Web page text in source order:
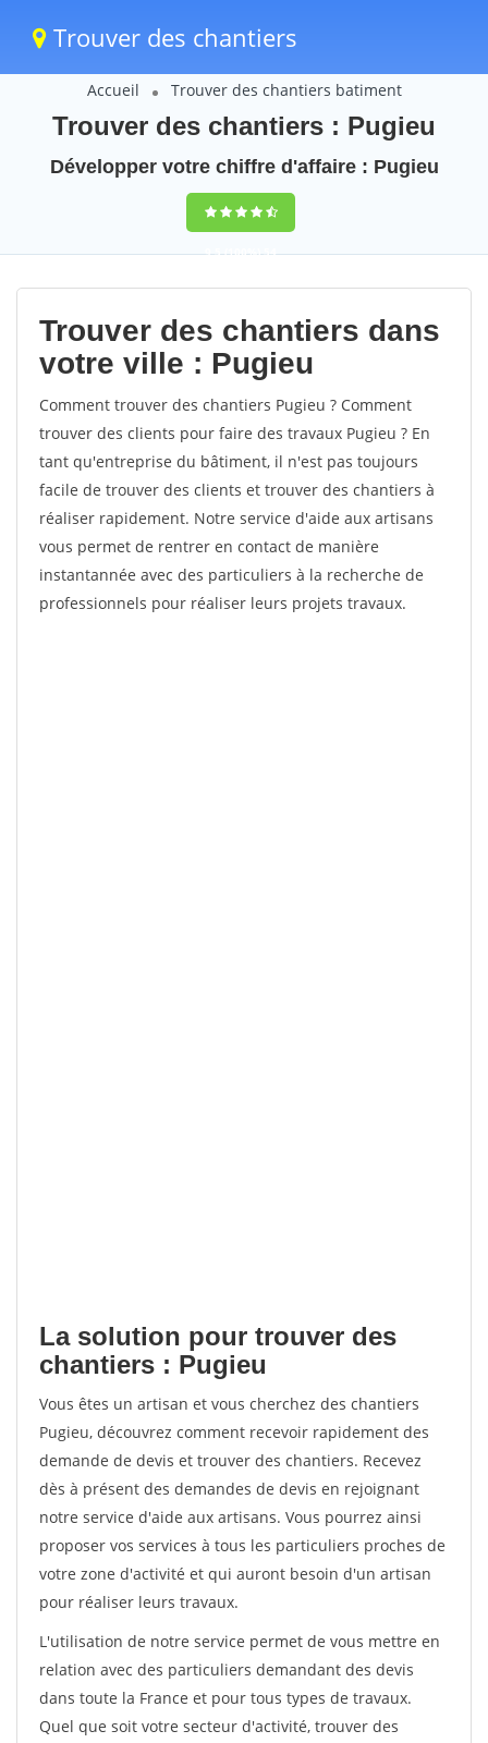
Trouver des chantiers
Accueil Trouver des chantiers batiment
Trouver des chantiers : Pugieu
Développer votre chiffre d'affaire : Pugieu
9,5(100%)54
votes
Trouver des chantiers dans
votre ville : Pugieu
Comment trouver des chantiers Pugieu ? Comment
trouver des clients pour faire des travaux Pugieu ? En
tant qu'entreprise du bâtiment, il n'est pas toujours
facile de trouver des clients et trouver des chantiers à
réaliser rapidement. Notre service d'aide aux artisans
vous permet de rentrer en contact de manière
instantannée avec des particuliers à la recherche de
professionnels pour réaliser leurs projets travaux.
La solution pour trouver des
chantiers : Pugieu
Vous êtes un artisan et vous cherchez des chantiers
Pugieu, découvrez comment recevoir rapidement des
demande de devis et trouver des chantiers. Recevez
dès à présent des demandes de devis en rejoignant
notre service d'aide aux artisans. Vous pourrez ainsi
proposer vos services à tous les particuliers proches de
votre zone d'activité et qui auront besoin d'un artisan
pour réaliser leurs travaux.
L'utilisation de notre service permet de vous mettre en
relation avec des particuliers demandant des devis
dans toute la France et pour tous types de travaux.
Quel que soit votre secteur d'activité, trouver des